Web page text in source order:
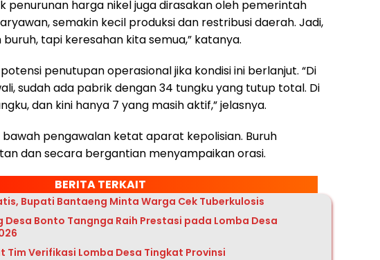
penurunan harga nikel juga dirasakan oleh pemerintah
semakin kecil produksi dan restribusi daerah. Jadi,
tapi keresahan kita semua,” katanya.
penutupan operasional jika kondisi ini berlanjut. “Di
sudah ada pabrik dengan 34 tungku yang tutup total. Di
dan kini hanya 7 yang masih aktif,” jelasnya.
pengawalan ketat aparat kepolisian. Buruh
dan secara bergantian menyampaikan orasi.
BERITA TERKAIT
Bupati Bantaeng Minta Warga Cek Tuberkulosis
Bonto Tangnga Raih Prestasi pada Lomba Desa
Tim Verifikasi Lomba Desa Tingkat Provinsi